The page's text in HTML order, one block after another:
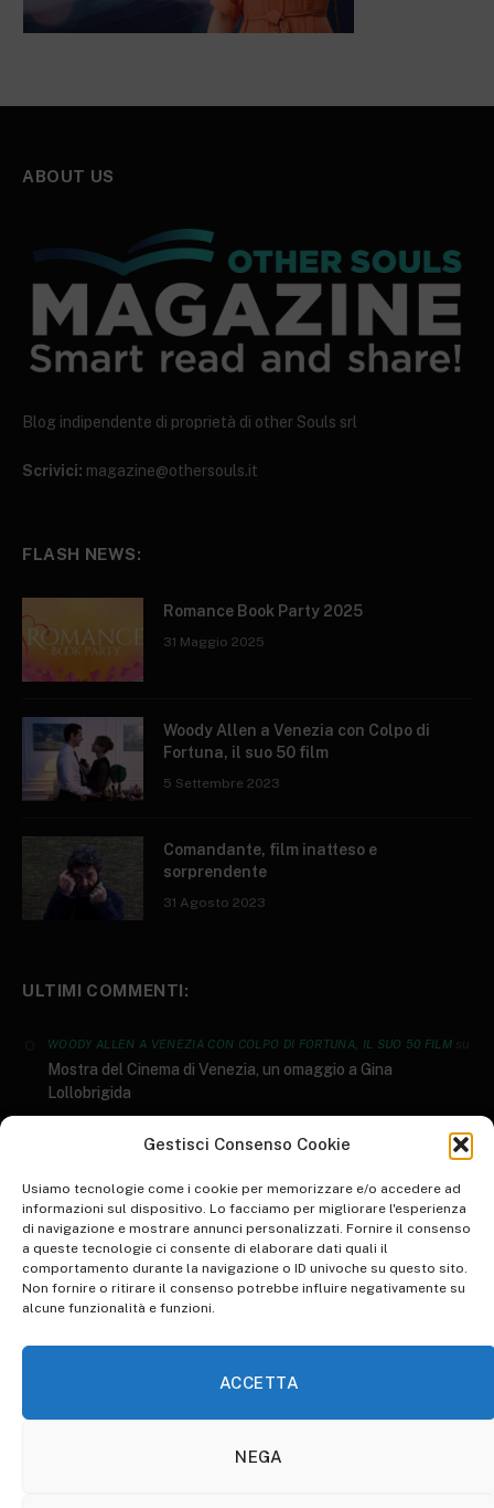
Gestisci Consenso Cookie
Usiamo tecnologie come i cookie per memorizzare e/o accedere ad
informazioni sul dispositivo. Lo facciamo per migliorare l'esperienza
di navigazione e mostrare annunci personalizzati. Fornire il consenso
a queste tecnologie ci consente di elaborare dati quali il
comportamento durante la navigazione o ID univoche su questo sito.
Non fornire o ritirare il consenso potrebbe influire negativamente su
alcune funzionalità e funzioni.
ACCETTA
NEGA
ABOUT US
Blog indipendente di proprietà di other Souls srl
Scrivici: magazine@othersouls.it
FLASH NEWS:
Romance Book Party 2025
31 Maggio 2025
Woody Allen a Venezia con Colpo di
Fortuna, il suo 50 film
5 Settembre 2023
Comandante, film inatteso e
sorprendente
31 Agosto 2023
ULTIMI COMMENTI:
WOODY ALLEN A VENEZIA CON COLPO DI FORTUNA, IL SUO 50 FILM
Mostra del Cinema di Venezia, un omaggio a Gina
Lollobrigida
GENERI LETTERARI: AL SALONE DEL LIBRO ARRIVANO I DATI AIE 2023
I 10 libri più letti del 2022
WORLD ART DAY: RIFLESSIONE SULLO STATO DELL'ARTEsu
Inspire Your Heart with Art Day, una giornata d’arte
su
Guillermo Del Toro: la recensione​